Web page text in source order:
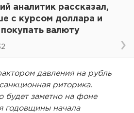
аналитик рассказал,
с курсом доллара и
валюту
давления на рубль
риторика.
будет заметно на фоне
годовщины начала